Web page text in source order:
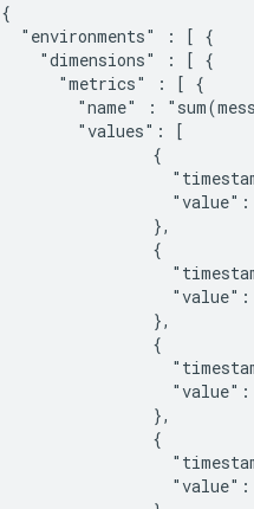
{
  "environments" : [ {
    "dimensions" : [ {
      "metrics" : [ {
"name" :
        "values": [
                {
"value":
                },
                {
"value":
                },
                {
"value":
                },
                {
"value":